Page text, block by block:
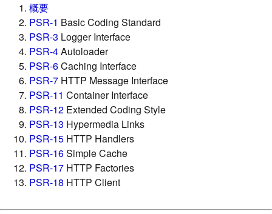
概要
PSR-1 Basic Coding Standard
PSR-3 Logger Interface
PSR-4Autoloader
PSR-6Caching Interface
PSR-7 HTTP Message Interface
PSR-11 Container Interface
PSR-12 Extended Coding Style
PSR-13 Hypermedia Links
PSR-15 HTTP Handlers
PSR-16Simple Cache
PSR-17 HTTP Factories
PSR-18 HTTP Client